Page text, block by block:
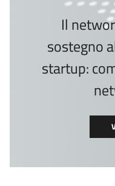
Il
sostegno
startup: